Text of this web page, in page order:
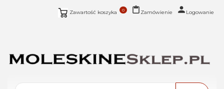
Zawartość koszyka 0 Zamówienie Logowanie